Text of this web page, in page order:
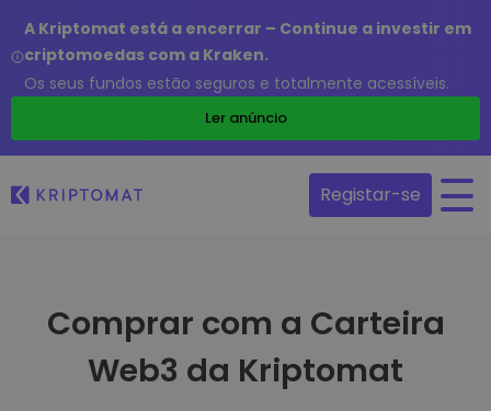
A Kriptomat está a encerrar – Continue a investir em
criptomoedas com a Kraken.
Os seus fundos estão seguros e totalmente acessíveis.
Ler anúncio
Registar-se
Comprar com a Carteira
Web3 da Kriptomat